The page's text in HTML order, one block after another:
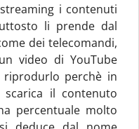
i contenuti
li prende dal
dei telecomandi,
video di YouTube
riprodurlo perchè in
il contenuto
percentuale molto